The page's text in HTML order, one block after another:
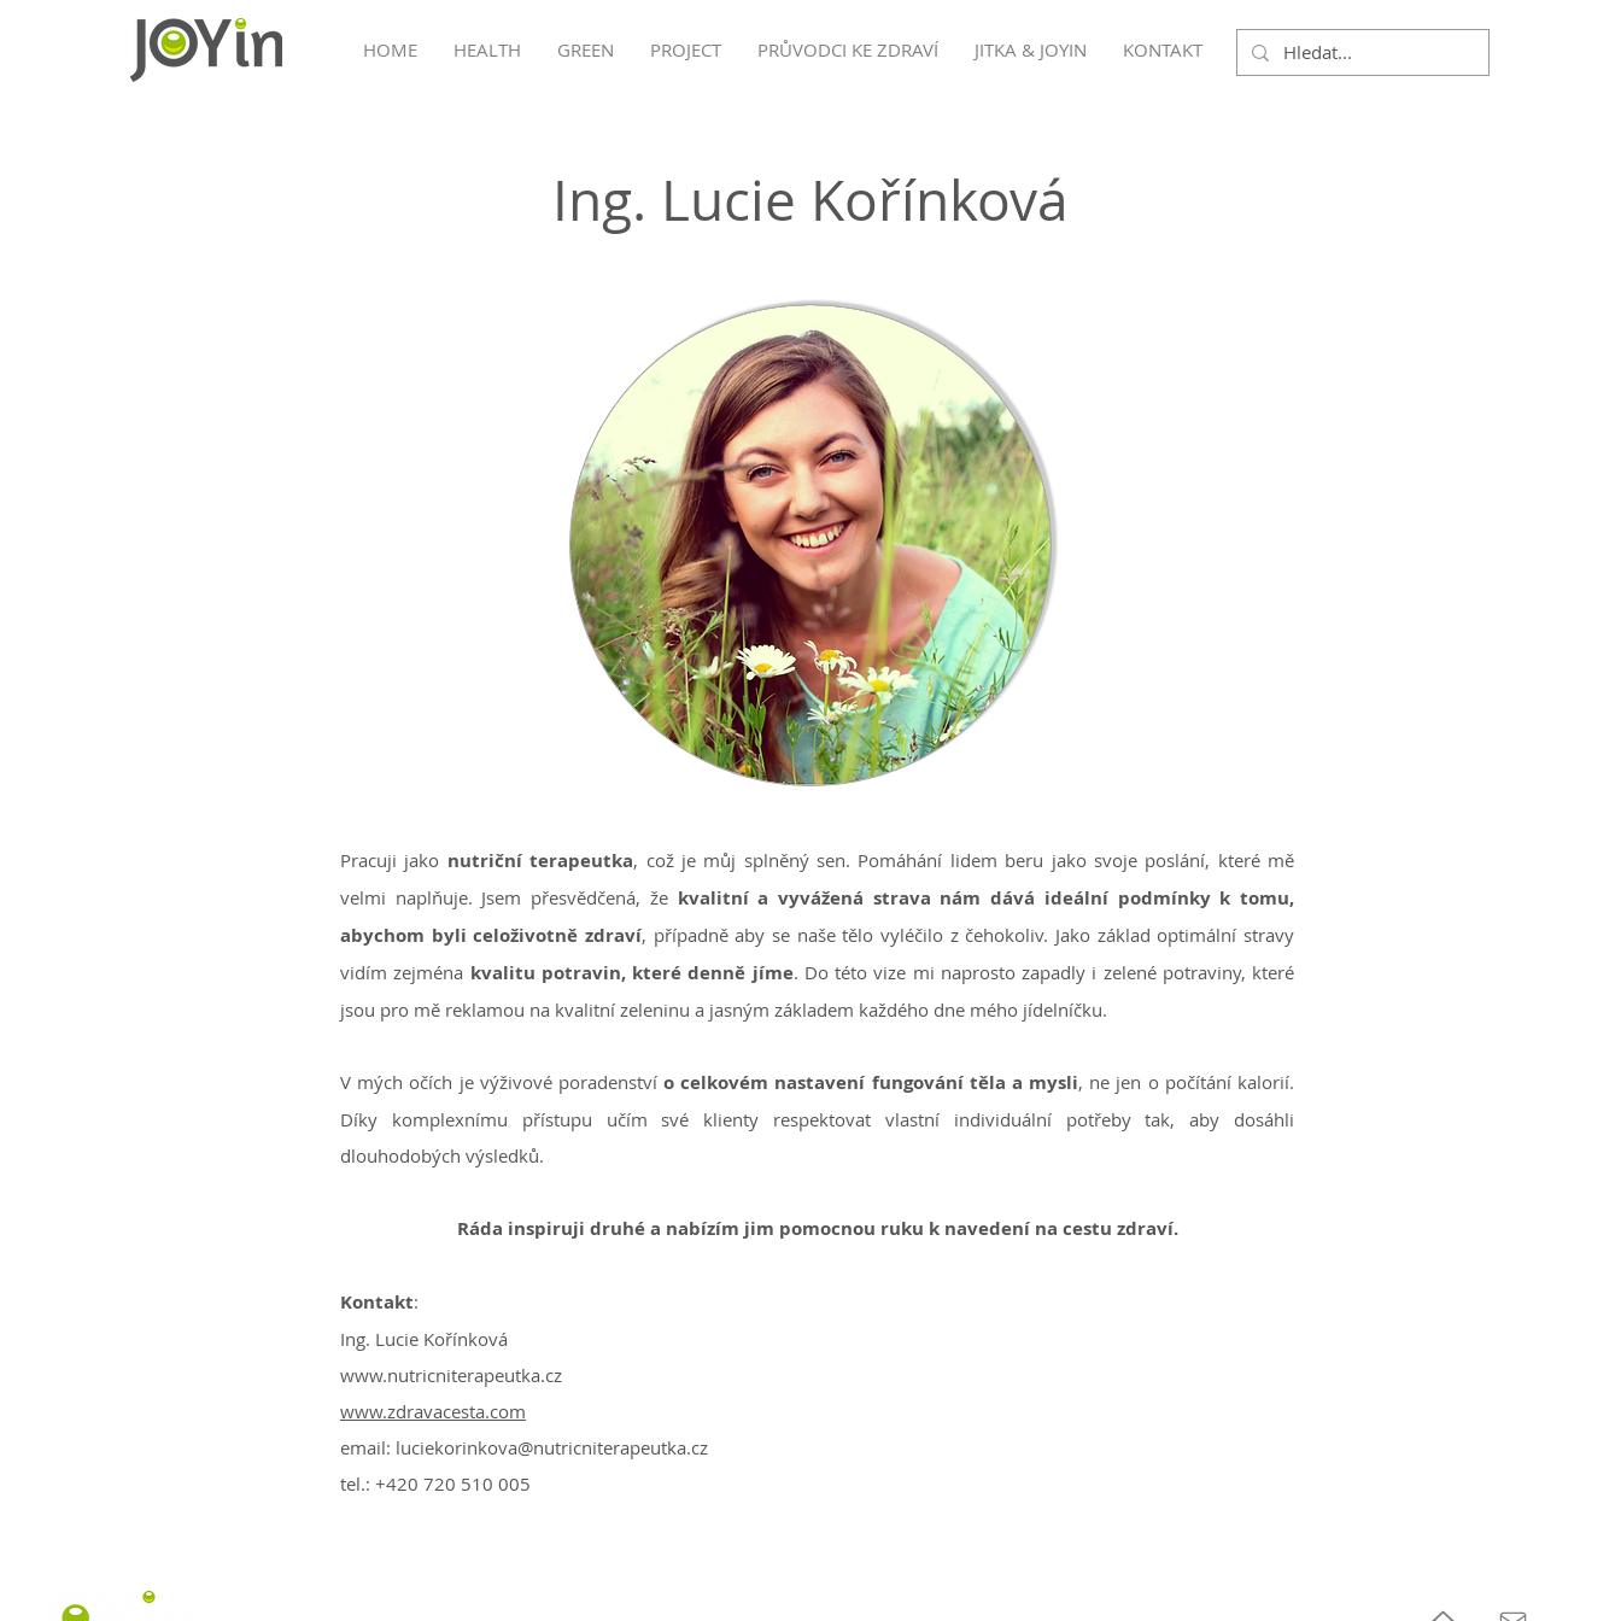
HOME HEALTH GREEN PROJECT PRŮVODCI KE ZDRAVÍ JITKA & JOYIN KONTAKT
Ing. Lucie Kořínková
Pracuji jako nutriční terapeutka, což je můj splněný sen. Pomáhání lidem beru jako svoje poslání, které mě
velmi naplňuje. Jsem přesvědčená, že kvalitní a vyvážená strava nám dává ideální podmínky k tomu,
abychom byli celoživotně zdraví, případně aby se naše tělo vyléčilo z čehokoliv. Jako základ optimální stravy
vidím zejména kvalitu potravin, které denně jíme. Do této vize mi naprosto zapadly i zelené potraviny, které
jsou pro mě reklamou na kvalitní zeleninu a jasným základem každého dne mého jídelníčku.
V mých očích je výživové poradenstvío celkovém nastavení fungování těla a mysli, ne jen o počítání kalorií.
Díky komplexnímu přístupu učím své klienty respektovat vlastní individuální potřeby tak, aby dosáhli
dlouhodobých výsledků.
Ráda inspiruji druhé a nabízím jim pomocnou ruku k navedení na cestu zdraví.
Kontakt:
Ing. Lucie Kořínková
www.nutricniterapeutka.cz
www.zdravacesta.com
email: luciekorinkova@nutricniterapeutka.cz
tel.: +420 720 510 005